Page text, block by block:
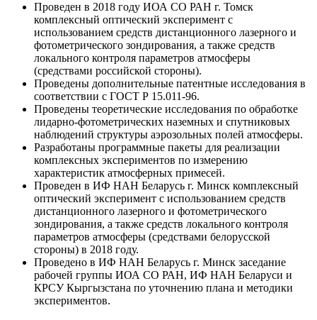
Проведен в 2018 году ИОА СО РАН г. Томск
комплексный оптический эксперимент с
использованием средств дистанционного лазерного и
фотометрического зондирования, а также средств
локального контроля параметров атмосферы
(средствами российской стороны).
Проведены дополнительные патентные исследования в
соответствии с ГОСТ Р 15.011-96.
Проведены теоретические исследования по обработке
лидарно-фотометрических наземных и спутниковых
наблюдений структуры аэрозольных полей атмосферы.
Разработаны программные пакеты для реализации
комплексных экспериментов по измерению
характеристик атмосферных примесей.
Проведен в ИФ НАН Беларусь г. Минск комплексный
оптический эксперимент с использованием средств
дистанционного лазерного и фотометрического
зондирования, а также средств локального контроля
параметров атмосферы (средствами белорусской
стороны) в 2018 году.
Проведено в ИФ НАН Беларусь г. Минск заседание
рабочей группы ИОА СО РАН, ИФ НАН Беларуси и
КРСУ Кыргызстана по уточнению плана и методики
экспериментов.